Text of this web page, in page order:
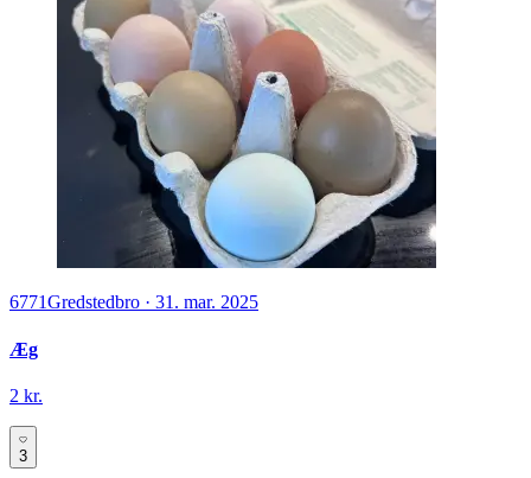
6771Gredstedbro · 31. mar. 2025
Æg
2 kr.
3